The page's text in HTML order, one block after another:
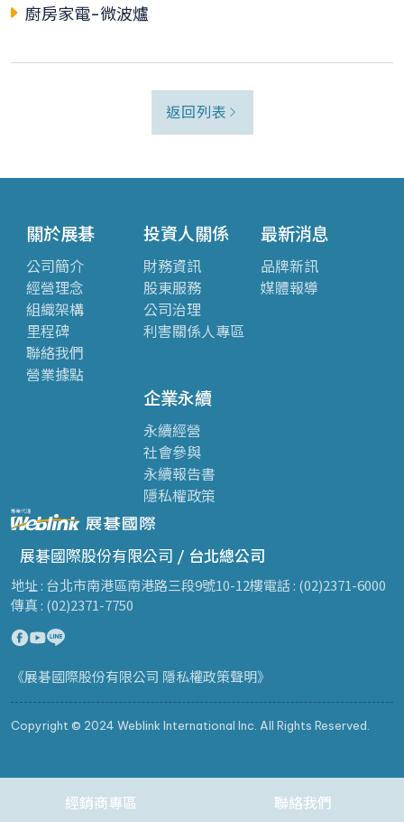
廚房家電-微波爐
返回列表
展碁國際股份有限公司 / 台北總公司
地址 : 台北市南港區南港路三段9號10-12樓電話 : (02)2371-6000
傳真 : (02)2371-7750
《展碁國際股份有限公司 隱私權政策聲明》
Copyright © 2024 Weblink International Inc. All Rights Reserved.
關於展碁
公司簡介
經營理念
組織架構
里程碑
聯絡我們
營業據點
投資人關係
財務資訊
股東服務
公司治理
利害關係人專區
最新消息
品牌新訊
媒體報導
企業永續
永續經營
社會參與
永續報告書
隱私權政策
經銷商專區 聯絡我們